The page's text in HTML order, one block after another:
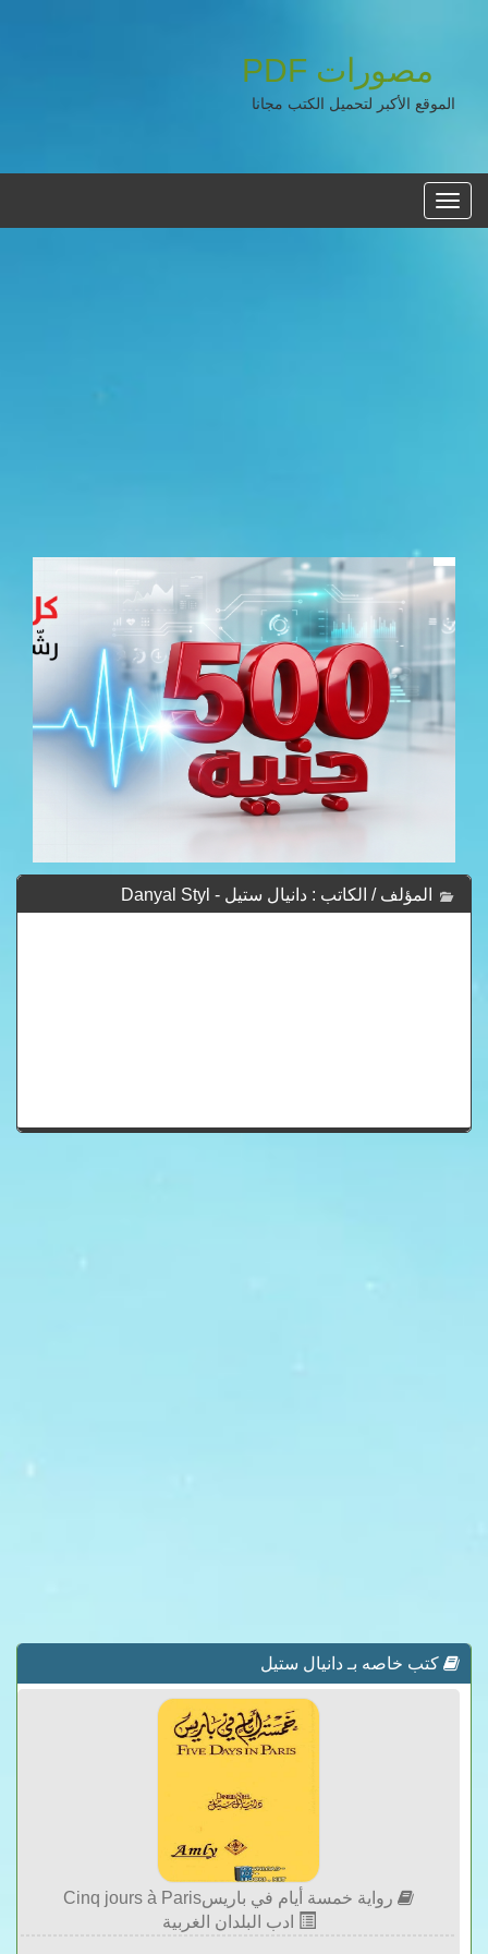
مصورات PDF
الموقع الأكبر لتحميل الكتب مجانا
القائمه
الرئيسية
المؤلف / الكاتب : دانيال ستيل - Danyal Styl
كتب خاصه بـ دانيال ستيل
رواية خمسة أيام في باريسCinq jours à Paris
ادب البلدان الغربية